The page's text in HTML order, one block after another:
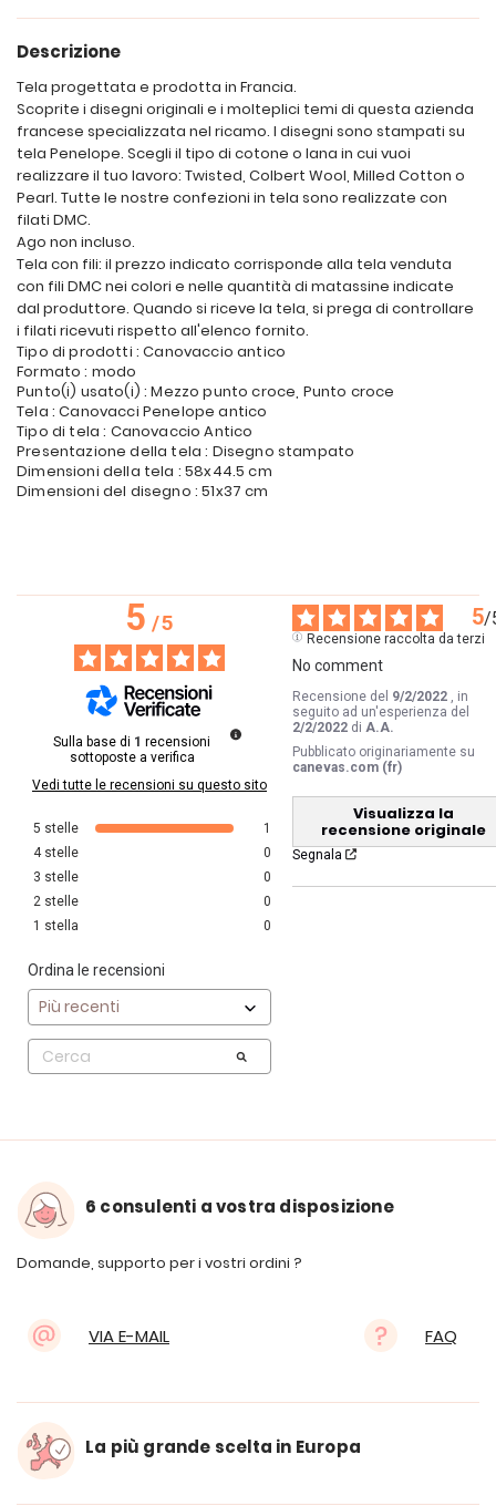
Descrizione
Tela progettata e prodotta in Francia.
Scoprite i disegni originali e i molteplici temi di questa azienda
francese specializzata nel ricamo. I disegni sono stampati su
tela Penelope. Scegli il tipo di cotone o lana in cui vuoi
realizzare il tuo lavoro: Twisted, Colbert Wool, Milled Cotton o
Pearl. Tutte le nostre confezioni in tela sono realizzate con
filati DMC.
Ago non incluso.
Tela con fili: il prezzo indicato corrisponde alla tela venduta
con fili DMC nei colori e nelle quantità di matassine indicate
dal produttore. Quando si riceve la tela, si prega di controllare
i filati ricevuti rispetto all'elenco fornito.
Tipo di prodotti : Canovaccio antico
Formato : modo
Punto(i) usato(i) : Mezzo punto croce, Punto croce
Tela : Canovacci Penelope antico
Tipo di tela : Canovaccio Antico
Presentazione della tela : Disegno stampato
Dimensioni della tela : 58x44.5 cm
Dimensioni del disegno : 51x37 cm
5/5
Sulla base di 1 recensioni
sottoposte a verifica
Vedi tutte le recensioni su questo sito
5 stelle
1
4 stelle
0
3 stelle
0
2 stelle
0
1 stella 0
Ordina le recensioni
5/
Recensione raccolta da terzi
No comment
Recensione del 9/2/2022
, in
seguito ad un'esperienza del
2/2/2022 di A.A.
Pubblicato originariamente su
canevas.com (fr)
Visualizza la
recensione originale
Segnala
6 consulenti a vostra disposizione
Domande, supporto per i vostri ordini ?
VIA E-MAIL FAQ
La più grande scelta in Europa